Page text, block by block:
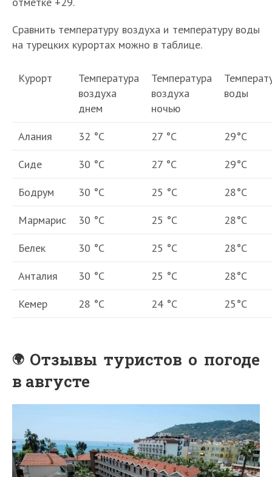
Сравнить температуру воздуха и температуру воды
на турецких курортах можно в таблице.
Курорт
Температура
воздуха
днем
Температура
воздуха
ночью
воды
Алания 32 °С 27 °С
29°С
Сиде
30 °С 27 °С
29°С
Бодрум
30 °С 25 °С
28°С
Мармарис
30 °С 25 °С
28°С
Белек
30 °С 25 °С
28°С
Анталия
30 °С 25 °С
28°С
Кемер
28 °С 24 °С 25°С
Отзывы туристов о погоде
в августе